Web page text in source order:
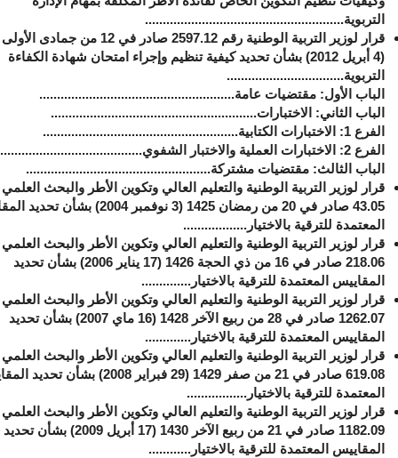
التربوية........................................................
(4 أبريل 2012) بشأن تحديد كيفية تنظيم وإجراء امتحان شهادة الكفاءة
التربوية.................................
الباب الأول: ‏مقتضيات عامة.......................................................
الباب الثاني: ‏الاختبارات..........................................................
الفرع 1: الاختبارات الكتابية.......................................................
الفرع 2: ‏الاختبارات العملية والاختبار الشفوي.........................................
الباب الثالث: ‏مقتضيات مشتركة....................................................
قرار لوزير التربية الوطنية والتعليم العالي وتكوين الأطر والبحث
43.05 صادر في 20 من رمضان 1425 (3 نوفمبر 2004)
المعتمدة للترقية بالاختيار..................
قرار لوزير التربية الوطنية والتعليم العالي وتكوين الأطر والبحث
218.06 صادر في 16 من ذي الحجة 1426 (17 يناير 2006) بشأن تحديد
المقاييس المعتمدة للترقية بالاختيار..............
قرار لوزير التربية الوطنية والتعليم العالي وتكوين الأطر والبحث
1262.07 صادر في 28 من ربيع الآخر 1428 (16 ماي 2007) بشأن تحديد
المقاييس المعتمدة للترقية بالاختيار.............
قرار لوزير التربية الوطنية والتعليم العالي وتكوين الأطر والبحث
619.08 صادر في 21 من صفر 1429 (29 فبراير 2008) بشأن
المعتمدة للترقية بالاختيار.................
قرار لوزير التربية الوطنية والتعليم العالي وتكوين الأطر والبحث
1182.09 صادر في 21 من ربيع الآخر 1430 (17 أبريل 2009) بشأن تحديد
المقاييس المعتمدة للترقية بالاختيار............